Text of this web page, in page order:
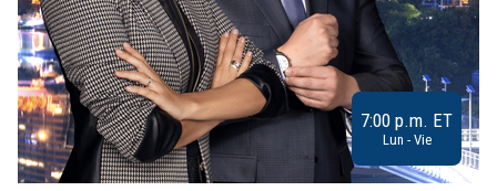
7:00 p.m. ET
Lun - Vie